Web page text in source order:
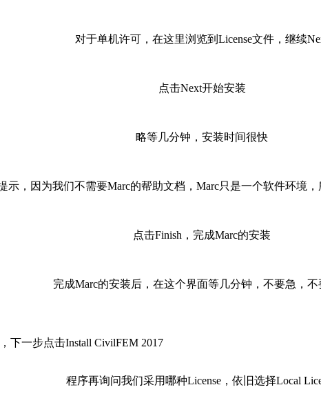
对于单机许可，在这里浏览到License文件，继续
点击Next开始安装
略等几分钟，安装时间很快
示，因为我们不需要Marc的帮助文档，Marc只是一个软件环境，
点击Finish，完成Marc的安装
完成Marc的安装后，在这个界面等几分钟，不要急，不
下一步点击Install CivilFEM 2017
程序再询问我们采用哪种License，依旧选择Local